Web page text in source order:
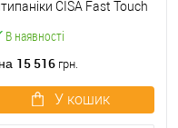
В наявності
CISA Fast Touch
замком та ручкою
15 516 грн.
У кошик